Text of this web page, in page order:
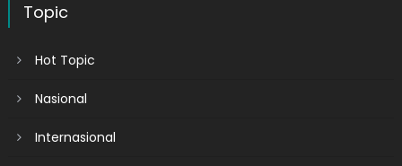
Topic
Hot Topic
Nasional
Internasional